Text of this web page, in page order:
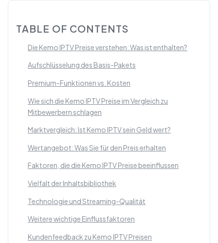
TABLE OF CONTENTS
Die Kemo IPTV Preise verstehen: Was ist enthalten?
Aufschlüsselung des Basis-Pakets
Premium-Funktionen vs. Kosten
Wie sich die Kemo IPTV Preise im Vergleich zu
Mitbewerbern schlagen
Marktvergleich: Ist Kemo IPTV sein Geld wert?
Wertangebot: Was Sie für den Preis erhalten
Faktoren, die die Kemo IPTV Preise beeinflussen
Vielfalt der Inhaltsbibliothek
Technologie und Streaming-Qualität
Weitere wichtige Einflussfaktoren
Kundenfeedback zu Kemo IPTV Preisen